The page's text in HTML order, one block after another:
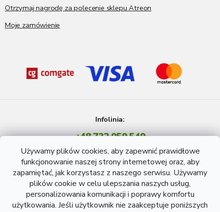
Używamy plików cookies, aby zapewnić prawidłowe
funkcjonowanie naszej strony internetowej oraz, aby
zapamiętać, jak korzystasz z naszego serwisu. Używamy
plików cookie w celu ulepszania naszych usług,
personalizowania komunikacji i poprawy komfortu
użytkowania. Jeśli użytkownik nie zaakceptuje poniższych
Otrzymaj nagrodę za polecenie sklepu Atreon
Moje zamówienie
Infolinia:
+48 732 059 549
Pon - Pt: 8 - 15 godź.
info@atreon.pl